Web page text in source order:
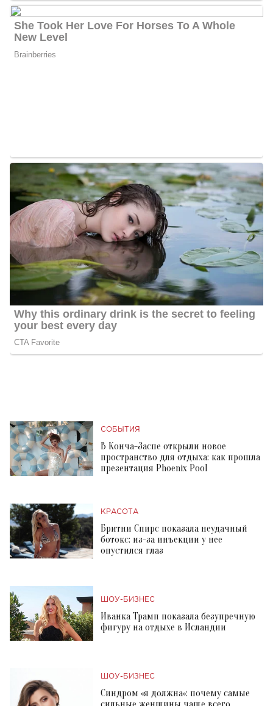
СОБЫТИЯ
В Конча-Заспе открыли новое
пространство для отдыха: как прошла
презентация Phoenix Pool
КРАСОТА
Бритни Спирс показала неудачный
ботокс: из-за инъекции у нее
опустился глаз
ШОУ-БИЗНЕС
Иванка Трамп показала безупречную
фигуру на отдыхе в Исландии
ШОУ-БИЗНЕС
Синдром «я должна»: почему самые